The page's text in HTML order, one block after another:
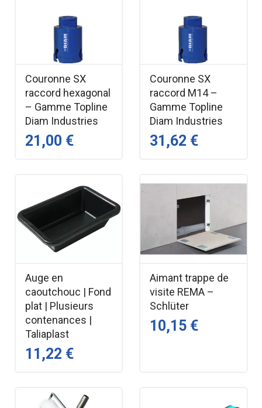
Couronne SX
raccord hexagonal
– Gamme Topline
Diam Industries
21,00 €
Couronne SX
raccord M14 –
Gamme Topline
Diam Industries
31,62 €
Auge en
caoutchouc | Fond
plat | Plusieurs
contenances |
Taliaplast
11,22 €
Aimant trappe de
visite REMA –
Schlüter
10,15 €